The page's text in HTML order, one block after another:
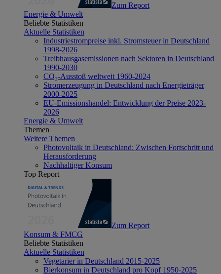
Zum Report
Energie & Umwelt
Beliebte Statistiken
Aktuelle Statistiken
Industriestrompreise inkl. Stromsteuer in Deutschland
1998-2026
Treibhausgasemissionen nach Sektoren in Deutschland
1990-2030
CO₂-Ausstoß weltweit 1960-2024
Stromerzeugung in Deutschland nach Energieträger
2000-2025
EU-Emissionshandel: Entwicklung der Preise 2023-
2026
Energie & Umwelt
Themen
Weitere Themen
Photovoltaik in Deutschland: Zwischen Fortschritt und
Herausforderung
Nachhaltiger Konsum
Top Report
Zum Report
Konsum & FMCG
Beliebte Statistiken
Aktuelle Statistiken
Vegetarier in Deutschland 2015-2025
Bierkonsum in Deutschland pro Kopf 1950-2025